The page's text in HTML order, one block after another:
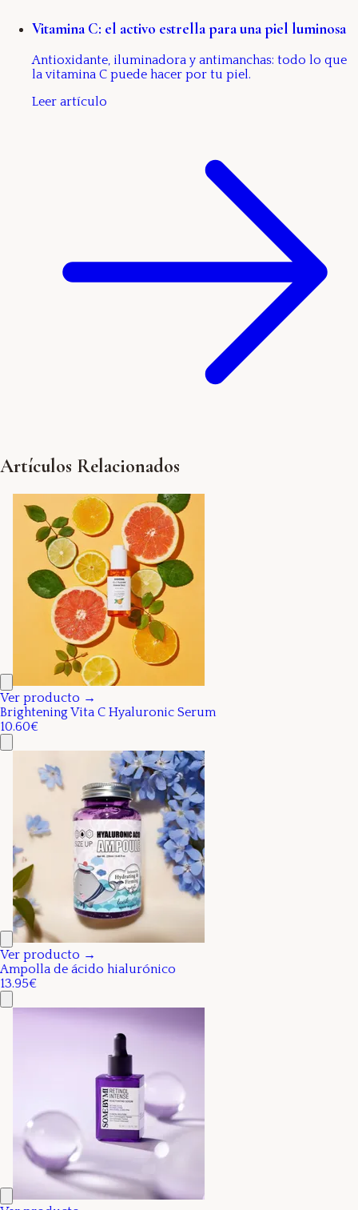
Vitamina C: el activo estrella para una piel luminosa
Antioxidante, iluminadora y antimanchas: todo lo que
la vitamina C puede hacer por tu piel.
Leer artículo
Artículos Relacionados
Ver producto →
Brightening Vita C Hyaluronic Serum
10.60€
Ver producto →
Ampolla de ácido hialurónico
13.95€